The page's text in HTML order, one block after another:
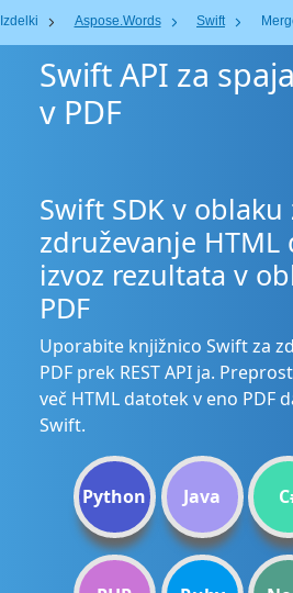
Izdelki Aspose.Words Swift
Swift API za
v PDF
Swift SDK v oblaku
združevanje
izvoz rezultata v
PDF
Uporabite knjižnico Swift za
PDF prek REST API ja.
več HTML datotek v eno PDF
Swift.
Python Java